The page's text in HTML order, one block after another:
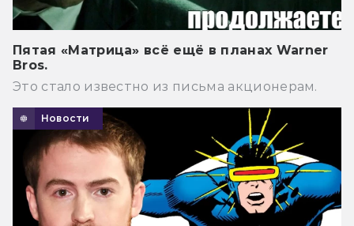
Пятая «Матрица» всё ещё в планах Warner
Bros.
Это стало известно из письма акционерам.
Новости